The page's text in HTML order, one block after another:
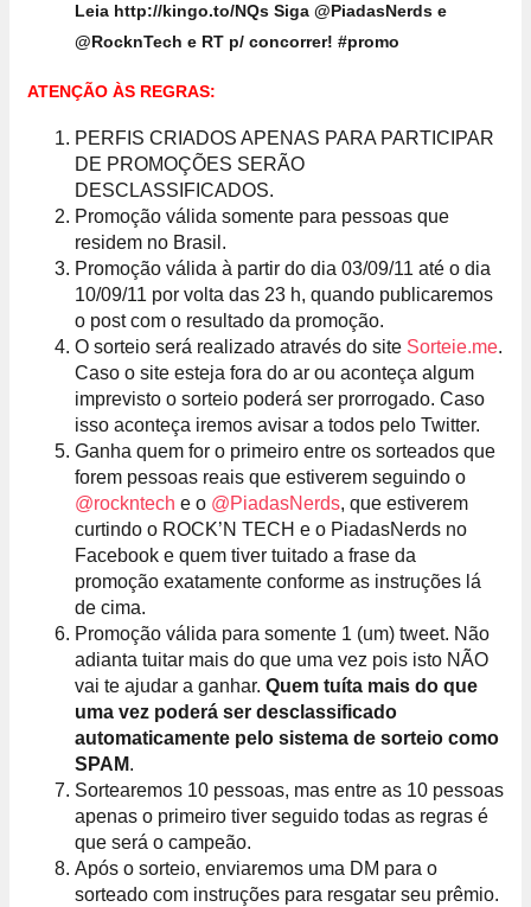
Leia http://kingo.to/NQs Siga @PiadasNerds e
@RocknTech e RT p/ concorrer! #promo
ATENÇÃO ÀS REGRAS:
PERFIS CRIADOS APENAS PARA PARTICIPAR
DE PROMOÇÕES SERÃO
DESCLASSIFICADOS.
Promoção válida somente para pessoas que
residem no Brasil.
Promoção válida à partir do dia 03/09/11 até o dia
10/09/11 por volta das 23 h, quando publicaremos
o post com o resultado da promoção.
O sorteio será realizado através do site Sorteie.me.
Caso o site esteja fora do ar ou aconteça algum
imprevisto o sorteio poderá ser prorrogado. Caso
isso aconteça iremos avisar a todos pelo Twitter.
Ganha quem for o primeiro entre os sorteados que
forem pessoas reais que estiverem seguindo o
@rockntech e o @PiadasNerds, que estiverem
curtindo o ROCK’N TECH e o PiadasNerds no
Facebook e quem tiver tuitado a frase da
promoção exatamente conforme as instruções lá
de cima.
Promoção válida para somente 1 (um) tweet. Não
adianta tuitar mais do que uma vez pois isto NÃO
vai te ajudar a ganhar. Quem tuíta mais do que
uma vez poderá ser desclassificado
automaticamente pelo sistema de sorteio como
SPAM.
Sortearemos 10 pessoas, mas entre as 10 pessoas
apenas o primeiro tiver seguido todas as regras é
que será o campeão.
Após o sorteio, enviaremos uma DM para o
sorteado com instruções para resgatar seu prêmio.